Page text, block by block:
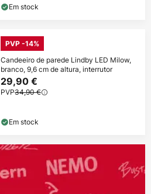
Em stock
PVP -14%
Candeeiro de parede Lindby LED Milow,
branco, 9,6 cm de altura, interrutor
29,90 €
PVP34,90 €
Em stock